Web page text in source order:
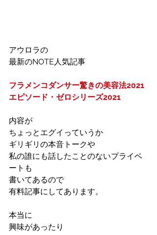
アウロラの
最新のNOTE人気記事
フラメンコダンサー驚きの美容法2021
エピソード・ゼロシリーズ2021
内容が
ちょっとエグイっていうか
ギリギリの本音トークや
私の誰にも話したことのないプライベ
ートも
書いてあるので
有料記事にしてあります。
本当に
興味があったり